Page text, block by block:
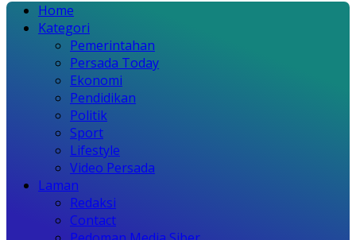
Home
Kategori
Pemerintahan
Persada Today
Ekonomi
Pendidikan
Politik
Sport
Lifestyle
Video Persada
Laman
Redaksi
Contact